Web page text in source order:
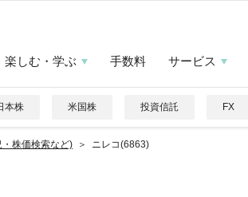
楽しむ・学ぶ 手数料 サービス
本株 米国株 投資信託 FX
株価検索など) ニレコ(6863)